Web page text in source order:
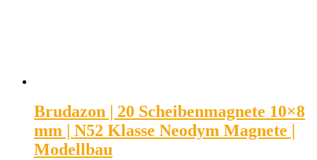
Brudazon | 20 Scheibenmagnete 10×8
mm | N52 Klasse Neodym Magnete |
Modellbau